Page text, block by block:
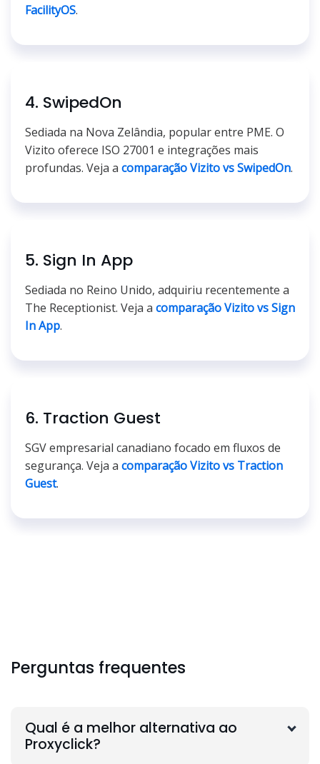
FacilityOS.
4. SwipedOn
Sediada na Nova Zelândia, popular entre PME. O
Vizito oferece ISO 27001 e integrações mais
profundas. Veja a comparação Vizito vs SwipedOn.
5. Sign In App
Sediada no Reino Unido, adquiriu recentemente a
The Receptionist. Veja a comparação Vizito vs Sign
In App.
6. Traction Guest
SGV empresarial canadiano focado em fluxos de
segurança. Veja a comparação Vizito vs Traction
Guest.
Perguntas frequentes
Qual é a melhor alternativa ao
Proxyclick?